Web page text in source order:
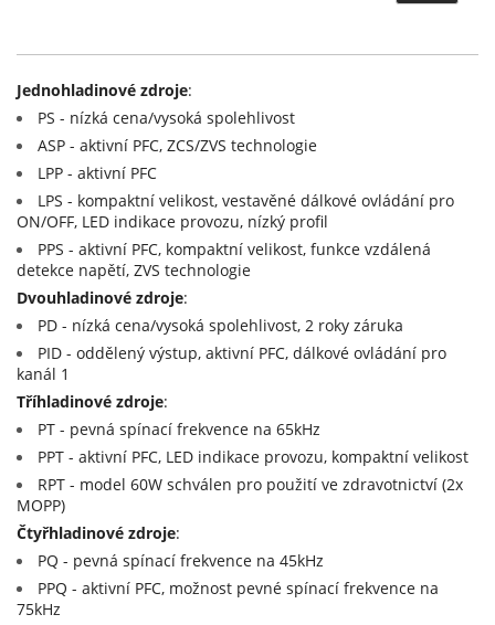
Jednohladinové zdroje:
PS - nízká cena/vysoká spolehlivost
ASP - aktivní PFC, ZCS/ZVS technologie
LPP - aktivní PFC
LPS - kompaktní velikost, vestavěné dálkové ovládání pro
ON/OFF, LED indikace provozu, nízký profil
PPS - aktivní PFC, kompaktní velikost, funkce vzdálená
detekce napětí, ZVS technologie
Dvouhladinové zdroje:
PD - nízká cena/vysoká spolehlivost, 2 roky záruka
PID - oddělený výstup, aktivní PFC, dálkové ovládání pro
kanál 1
Tříhladinové zdroje:
PT - pevná spínací frekvence na 65kHz
PPT - aktivní PFC, LED indikace provozu, kompaktní velikost
RPT - model 60W schválen pro použití ve zdravotnictví (2x
MOPP)
Čtyřhladinové zdroje:
PQ - pevná spínací frekvence na 45kHz
PPQ - aktivní PFC, možnost pevné spínací frekvence na
75kHz